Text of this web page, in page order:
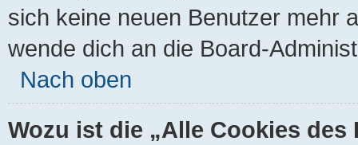
sich keine neuen Benutzer mehr
wende dich an die Board-
Nach oben
Wozu ist die „Alle Cookies